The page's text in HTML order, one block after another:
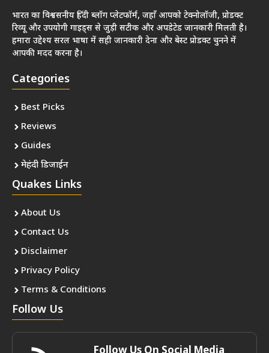
भारत का विश्वसनीय हिंदी ब्लॉग प्लेटफॉर्म, जहाँ आपको टेक्नोलॉजी, प्रोडक्ट
रिव्यू और उपयोगी गाइड्स से जुड़ी सटीक और अपडेटेड जानकारी मिलती है।
हमारा उद्देश्य सरल भाषा में सही जानकारी देना और बेस्ट प्रोडक्ट चुनने में
आपकी मदद करना है।
Categories
Best Picks
Reviews
Guides
मेहंदी डिजाईन
Quakes Links
About Us
Contact Us
Disclaimer
Privacy Policy
Terms & Conditions
Follow Us